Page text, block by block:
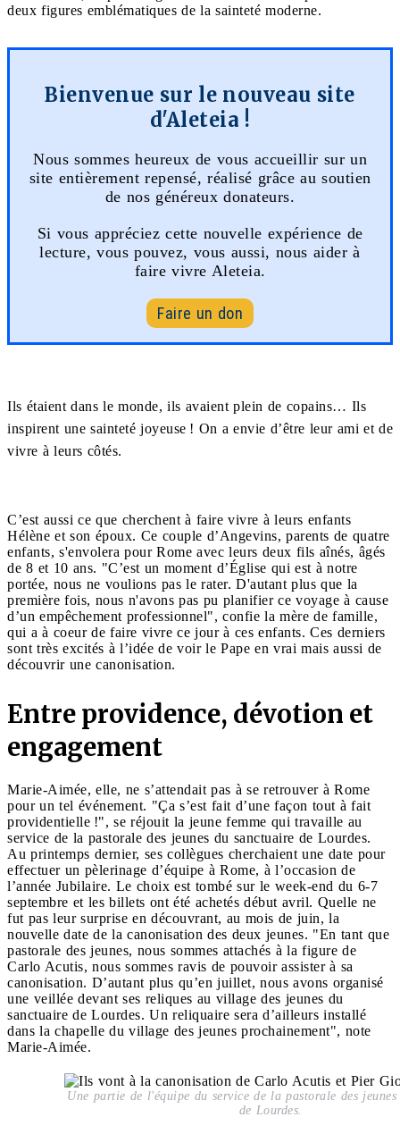
deux figures emblématiques de la sainteté moderne.
Bienvenue sur le nouveau site
d'Aleteia !
Nous sommes heureux de vous accueillir sur un
site entièrement repensé, réalisé grâce au soutien
de nos généreux donateurs.
Si vous appréciez cette nouvelle expérience de
lecture, vous pouvez, vous aussi, nous aider à
faire vivre Aleteia.
Faire un don
Ils étaient dans le monde, ils avaient plein de copains… Ils
inspirent une sainteté joyeuse ! On a envie d’être leur ami et de
vivre à leurs côtés.
C’est aussi ce que cherchent à faire vivre à leurs enfants
Hélène et son époux. Ce couple d’Angevins, parents de quatre
enfants, s'envolera pour Rome avec leurs deux fils aînés, âgés
de 8 et 10 ans. "C’est un moment d’Église qui est à notre
portée, nous ne voulions pas le rater. D'autant plus que la
première fois, nous n'avons pas pu planifier ce voyage à cause
d’un empêchement professionnel", confie la mère de famille,
qui a à coeur de faire vivre ce jour à ces enfants. Ces derniers
sont très excités à l’idée de voir le Pape en vrai mais aussi de
découvrir une canonisation.
Entre providence, dévotion et
engagement
Marie-Aimée, elle, ne s’attendait pas à se retrouver à Rome
pour un tel événement. "Ça s’est fait d’une façon tout à fait
providentielle !", se réjouit la jeune femme qui travaille au
service de la pastorale des jeunes du sanctuaire de Lourdes.
Au printemps dernier, ses collègues cherchaient une date pour
effectuer un pèlerinage d’équipe à Rome, à l’occasion de
l’année Jubilaire. Le choix est tombé sur le week-end du 6-7
septembre et les billets ont été achetés début avril. Quelle ne
fut pas leur surprise en découvrant, au mois de juin, la
nouvelle date de la canonisation des deux jeunes. "En tant que
pastorale des jeunes, nous sommes attachés à la figure de
Carlo Acutis, nous sommes ravis de pouvoir assister à sa
canonisation. D’autant plus qu’en juillet, nous avons organisé
une veillée devant ses reliques au village des jeunes du
sanctuaire de Lourdes. Un reliquaire sera d’ailleurs installé
dans la chapelle du village des jeunes prochainement", note
Marie-Aimée.
Une partie de l'équipe du service de la pastorale des jeunes
de Lourdes.